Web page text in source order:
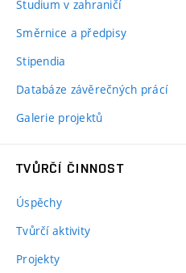
Studium v zahraničí
Směrnice a předpisy
Stipendia
Databáze závěrečných prácí
Galerie projektů
TVŮRČÍ ČINNOST
Úspěchy
Tvůrčí aktivity
Projekty